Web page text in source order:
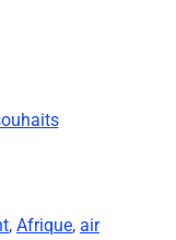
, Afrique, air